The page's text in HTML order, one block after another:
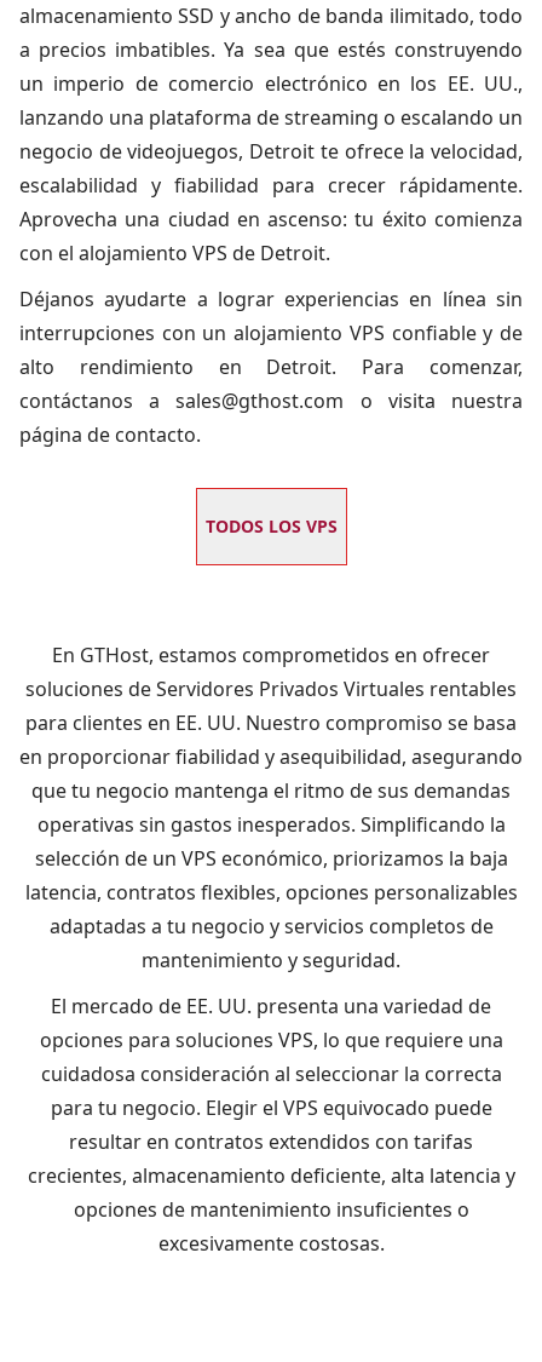
almacenamiento SSD y ancho de banda ilimitado, todo
a precios imbatibles. Ya sea que estés construyendo
un imperio de comercio electrónico en los EE. UU.,
lanzando una plataforma de streaming o escalando un
negocio de videojuegos, Detroit te ofrece la velocidad,
escalabilidad y fiabilidad para crecer rápidamente.
Aprovecha una ciudad en ascenso: tu éxito comienza
con el alojamiento VPS de Detroit.
Déjanos ayudarte a lograr experiencias en línea sin
interrupciones con un alojamiento VPS confiable y de
alto rendimiento en Detroit. Para comenzar,
contáctanos asales@gthost.com o visita nuestra
página de contacto.
TODOS LOS VPS
En GTHost, estamos comprometidos en ofrecer
soluciones de Servidores Privados Virtuales rentables
para clientes en EE. UU. Nuestro compromiso se basa
en proporcionar fiabilidad y asequibilidad, asegurando
que tu negocio mantenga el ritmo de sus demandas
operativas sin gastos inesperados. Simplificando la
selección de un VPS económico, priorizamos la baja
latencia, contratos flexibles, opciones personalizables
adaptadas a tu negocio y servicios completos de
mantenimiento y seguridad.
El mercado de EE. UU. presenta una variedad de
opciones para soluciones VPS, lo que requiere una
cuidadosa consideración al seleccionar la correcta
para tu negocio. Elegir el VPS equivocado puede
resultar en contratos extendidos con tarifas
crecientes, almacenamiento deficiente, alta latencia y
opciones de mantenimiento insuficientes o
excesivamente costosas.